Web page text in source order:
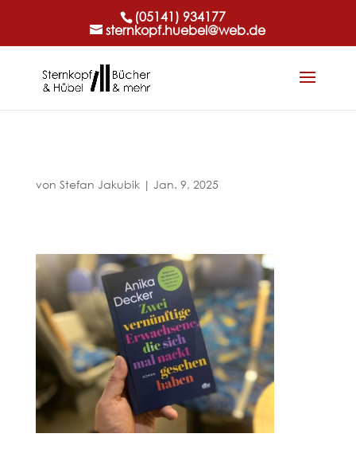
(05141) 934177
sternkopf.huebel@web.de
von Stefan Jakubik| Jan. 9, 2025